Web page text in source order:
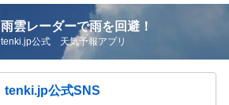
雨雲レーダーで雨を回避！
tenki.jp公式 天気予報アプリ
tenki.jp公式SNS